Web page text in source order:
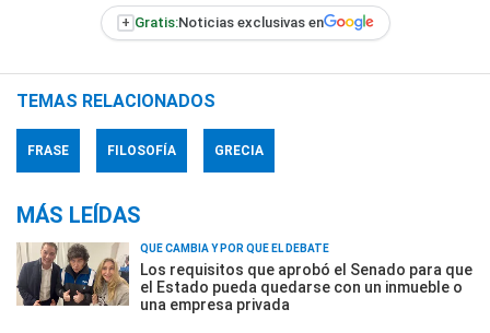
+ Gratis:Noticias exclusivas en
TEMAS RELACIONADOS
FRASE FILOSOFÍA GRECIA
MÁS LEÍDAS
QUÉ CAMBIA Y POR QUÉ EL DEBATE
Los requisitos que aprobó el Senado para que
el Estado pueda quedarse con un inmueble o
una empresa privada